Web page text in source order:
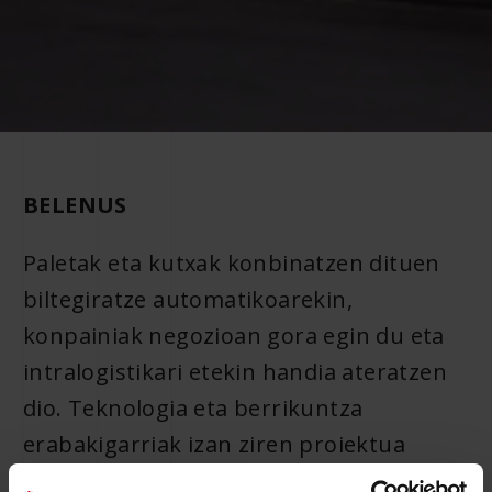
BELENUS
Paletak eta kutxak konbinatzen dituen
biltegiratze automatikoarekin,
konpainiak negozioan gora egin du eta
intralogistikari etekin handia ateratzen
dio. Teknologia eta berrikuntza
erabakigarriak izan ziren proiektua